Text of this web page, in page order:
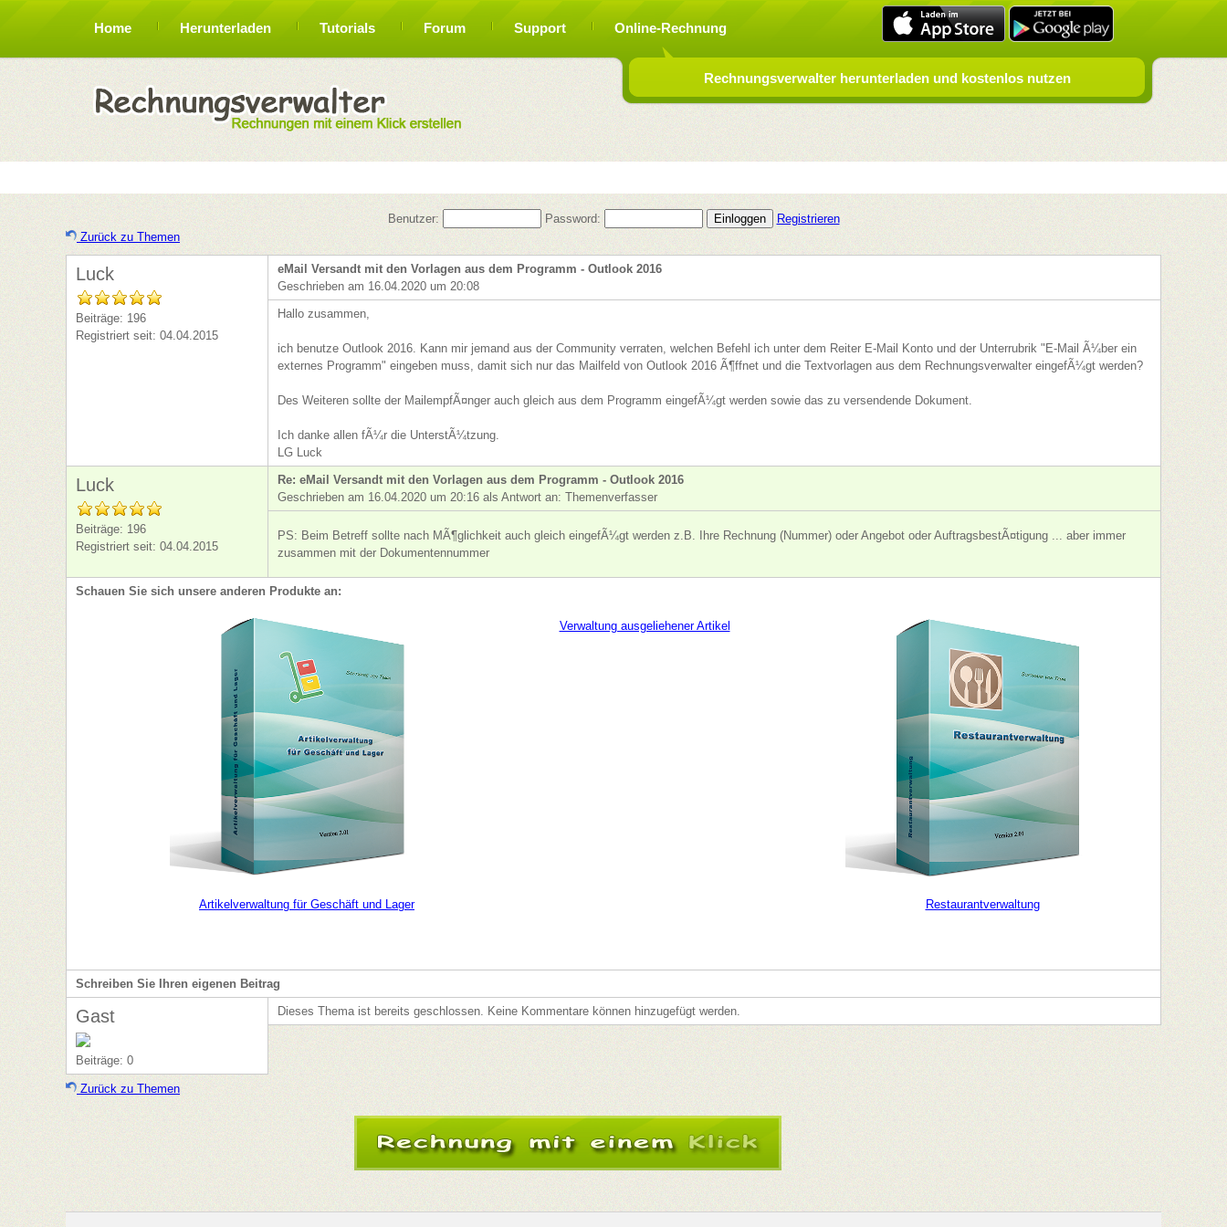
Home Herunterladen Tutorials Forum Support Online-Rechnung
Rechnungsverwalter herunterladen und kostenlos nutzen
Benutzer: Password:
Registrieren
Zurück zu Themen
Luck
Beiträge: 196
Registriert seit: 04.04.2015
eMail Versandt mit den Vorlagen aus dem Programm - Outlook 2016
Geschrieben am 16.04.2020 um 20:08
Hallo zusammen,
ich benutze Outlook 2016. Kann mir jemand aus der Community verraten, welchen Befehl ich unter dem Reiter E-Mail Konto und der Unterrubrik "E-Mail Ã¼ber ein
externes Programm" eingeben muss, damit sich nur das Mailfeld von Outlook 2016 Ã¶ffnet und die Textvorlagen aus dem Rechnungsverwalter eingefÃ¼gt werden?
Des Weiteren sollte der MailempfÃ¤nger auch gleich aus dem Programm eingefÃ¼gt werden sowie das zu versendende Dokument.
Ich danke allen fÃ¼r die UnterstÃ¼tzung.
LG Luck
Luck
Beiträge: 196
Registriert seit: 04.04.2015
Re: eMail Versandt mit den Vorlagen aus dem Programm - Outlook 2016
Geschrieben am 16.04.2020 um 20:16 als Antwort an: Themenverfasser
PS: Beim Betreff sollte nach MÃ¶glichkeit auch gleich eingefÃ¼gt werden z.B. Ihre Rechnung (Nummer) oder Angebot oder AuftragsbestÃ¤tigung ... aber immer
zusammen mit der Dokumentennummer
Schauen Sie sich unsere anderen Produkte an:
Restaurantverwaltung
Verwaltung ausgeliehener Artikel
Artikelverwaltung für Geschäft und Lager
Schreiben Sie Ihren eigenen Beitrag
Gast
Beiträge: 0
Dieses Thema ist bereits geschlossen. Keine Kommentare können hinzugefügt werden.
Zurück zu Themen